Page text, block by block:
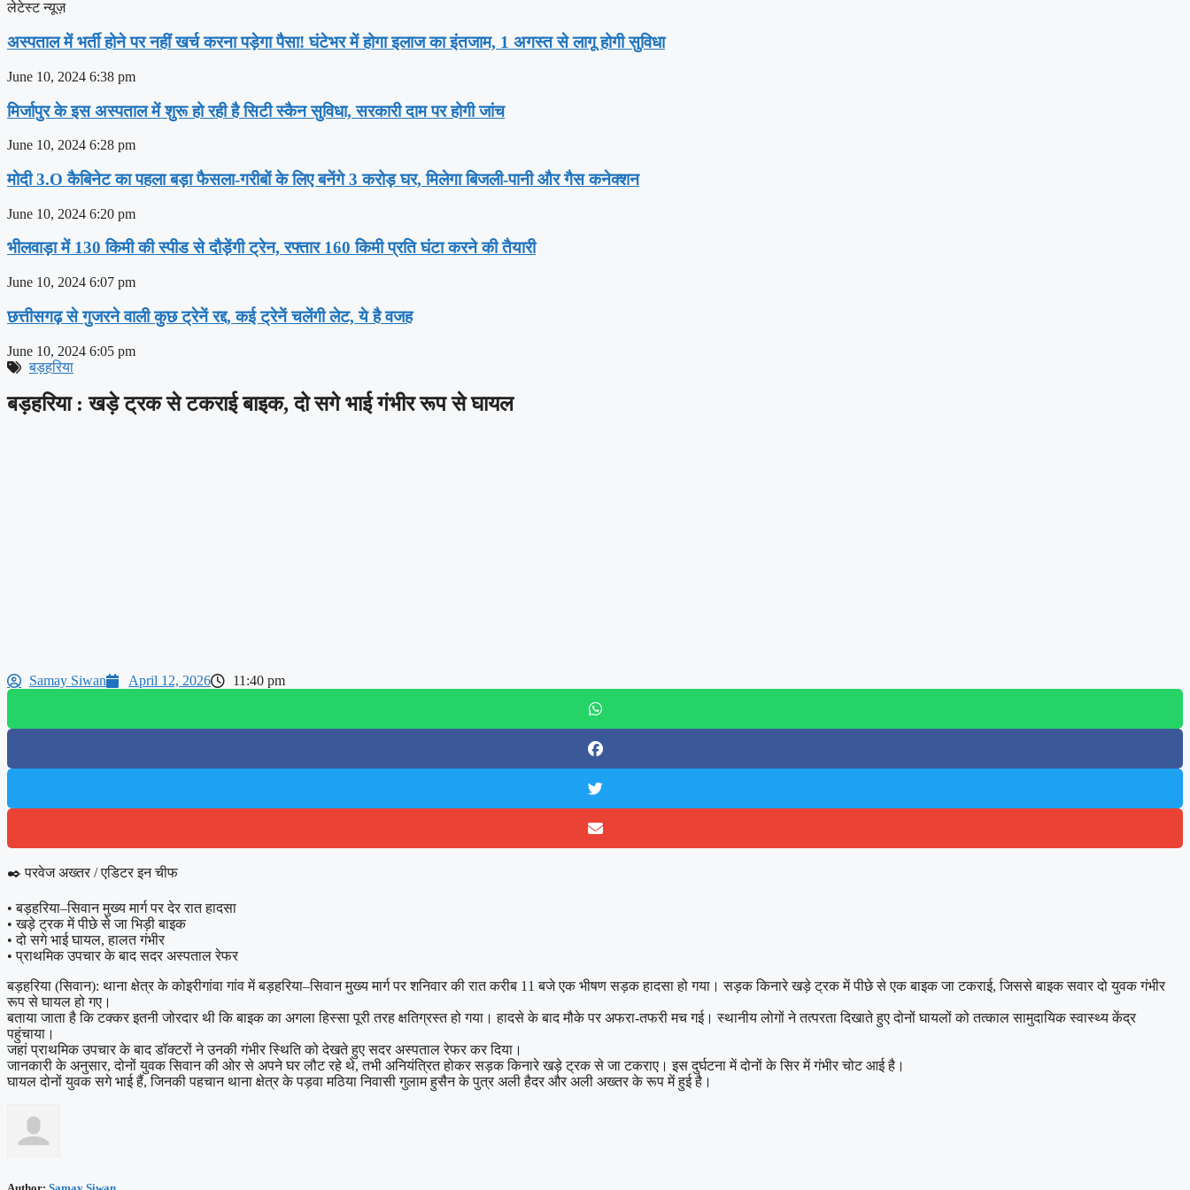
लेटेस्ट न्यूज़
अस्‍पताल में भर्ती होने पर नहीं खर्च करना पड़ेगा पैसा! घंटेभर में होगा इलाज का इंतजाम, 1 अगस्‍त से लागू होगी सुविधा
June 10, 2024 6:38 pm
मिर्जापुर के इस अस्पताल में शुरू हो रही है सिटी स्कैन सुविधा, सरकारी दाम पर होगी जांच
June 10, 2024 6:28 pm
मोदी 3.O कैबिनेट का पहला बड़ा फैसला-गरीबों के ल‍िए बनेंगे 3 करोड़ घर, म‍िलेगा बिजली-पानी और गैस कनेक्‍शन
June 10, 2024 6:20 pm
भीलवाड़ा में 130 किमी की स्पीड से दौड़ेंगी ट्रेन, रफ्तार 160 किमी प्रति घंटा करने की तैयारी
June 10, 2024 6:07 pm
छत्तीसगढ़ से गुजरने वाली कुछ ट्रेनें रद्द, कई ट्रेनें चलेंगी लेट, ये है वजह
June 10, 2024 6:05 pm
बड़हरिया
बड़हरिया : खड़े ट्रक से टकराई बाइक, दो सगे भाई गंभीर रूप से घायल
Samay Siwan April 12, 2026 11:40 pm
✒️ परवेज अख्तर / एडिटर इन चीफ
• बड़हरिया–सिवान मुख्य मार्ग पर देर रात हादसा
• खड़े ट्रक में पीछे से जा भिड़ी बाइक
• दो सगे भाई घायल, हालत गंभीर
• प्राथमिक उपचार के बाद सदर अस्पताल रेफर
बड़हरिया (सिवान): थाना क्षेत्र के कोइरीगांवा गांव में बड़हरिया–सिवान मुख्य मार्ग पर शनिवार की रात करीब 11 बजे एक भीषण सड़क हादसा हो गया। सड़क किनारे खड़े ट्रक में पीछे से एक बाइक जा टकराई, जिससे बाइक सवार दो युवक गंभीर
रूप से घायल हो गए।
बताया जाता है कि टक्कर इतनी जोरदार थी कि बाइक का अगला हिस्सा पूरी तरह क्षतिग्रस्त हो गया। हादसे के बाद मौके पर अफरा-तफरी मच गई। स्थानीय लोगों ने तत्परता दिखाते हुए दोनों घायलों को तत्काल सामुदायिक स्वास्थ्य केंद्र
पहुंचाया।
जहां प्राथमिक उपचार के बाद डॉक्टरों ने उनकी गंभीर स्थिति को देखते हुए सदर अस्पताल रेफर कर दिया।
जानकारी के अनुसार, दोनों युवक सिवान की ओर से अपने घर लौट रहे थे, तभी अनियंत्रित होकर सड़क किनारे खड़े ट्रक से जा टकराए। इस दुर्घटना में दोनों के सिर में गंभीर चोट आई है।
घायल दोनों युवक सगे भाई हैं, जिनकी पहचान थाना क्षेत्र के पड़वा मठिया निवासी गुलाम हुसैन के पुत्र अली हैदर और अली अख्तर के रूप में हुई है।